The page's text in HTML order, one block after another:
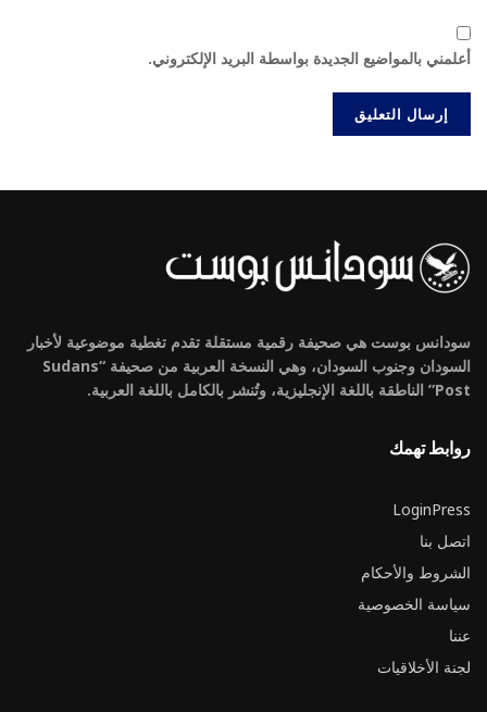
أعلمني بالمواضيع الجديدة بواسطة البريد الإلكتروني.
سودانس بوست هي صحيفة رقمية مستقلة تقدم تغطية موضوعية لأخبار
السودان وجنوب السودان، وهي النسخة العربية من صحيفة “Sudans
Post” الناطقة باللغة الإنجليزية، وتُنشر بالكامل باللغة العربية.
روابط تهمك
LoginPress
اتصل بنا
الشروط والأحكام
سياسة الخصوصية
عننا
لجنة الأخلاقيات